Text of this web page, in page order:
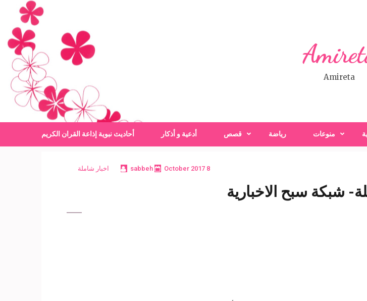
Amireta
منوعات رياضة قصص أدعية و أذكار أحاديث نبوية إذاعة القران الكريم
8 October 2017
sabbeh اخبار شاملة
شبكة سبح الاخبارية